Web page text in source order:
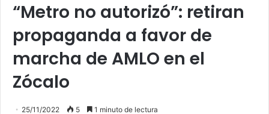
“Metro no autorizó”: retiran
propaganda a favor de
marcha de AMLO en el
Zócalo
25/11/2022 5 1 minuto de lectura